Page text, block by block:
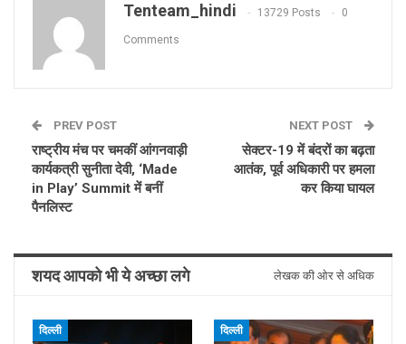
Tenteam_hindi 13729 Posts 0
Comments
PREV POST
राष्ट्रीय मंच पर चमकीं आंगनवाड़ी
कार्यकत्री सुनीता देवी, ‘Made
in Play’ Summit में बनीं
पैनलिस्ट
NEXT POST
सेक्टर-19 में बंदरों का बढ़ता
आतंक, पूर्व अधिकारी पर हमला
कर किया घायल
शयद आपको भी ये अच्छा लगे लेखक की ओर से अधिक
दिल्ली दिल्ली